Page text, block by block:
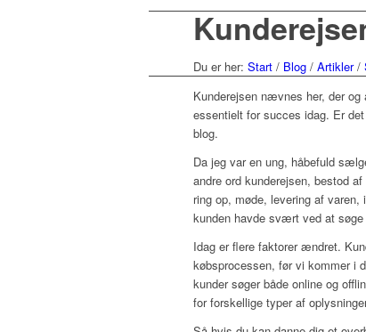
Du er her: Start / Blog / Artikler /
Kunderejsen nævnes her, der
essentielt for succes idag. Er
blog.
Da jeg var en ung, håbefuld
andre ord kunderejsen, bestod
ring op, møde, levering af
kunden havde svært ved at
Idag er flere faktorer ændret.
købsprocessen, før vi kommer i
kunder søger både online og
for forskellige typer af